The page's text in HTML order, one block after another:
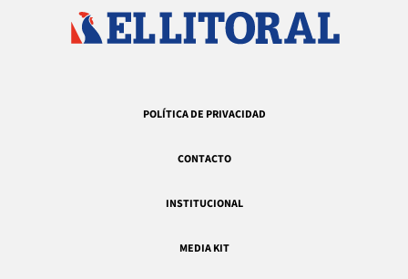
POLÍTICA DE PRIVACIDAD
CONTACTO
INSTITUCIONAL
MEDIA KIT